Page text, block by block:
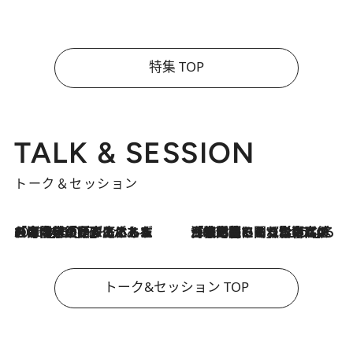
特集 TOP
TALK & SESSION
トーク＆セッション
2026.8.3
「今後値上げがあるとすれば…」「リスクがあるのは今年の冬」エネルギー専門家が語る、ホルムズ海峡封鎖が家庭にもたらす“ある心配” 2026.8.3
「住宅建てられない…」「サーチャージ料の高値が続いている」ホルムズ海峡封鎖による影響はいつまで続く？《エネルギー専門家に聞く“どうなる日本の暮らし”》
トーク&セッション TOP